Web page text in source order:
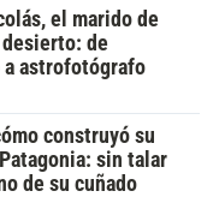
el marido de
de
a astrofotógrafo
construyó su
sin talar
de su cuñado